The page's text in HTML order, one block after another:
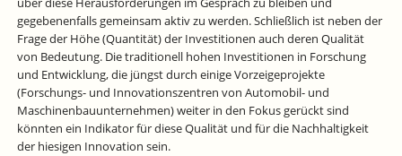
gegebenenfalls gemeinsam aktiv zu werden. Schließlich ist neben der
Frage der Höhe (Quantität) der Investitionen auch deren Qualität
von Bedeutung. Die traditionell hohen Investitionen in Forschung
und Entwicklung, die jüngst durch einige Vorzeigeprojekte
(Forschungs- und Innovationszentren von Automobil- und
Maschinenbauunternehmen) weiter in den Fokus gerückt sind
könnten ein Indikator für diese Qualität und für die Nachhaltigkeit
der hiesigen Innovation sein.